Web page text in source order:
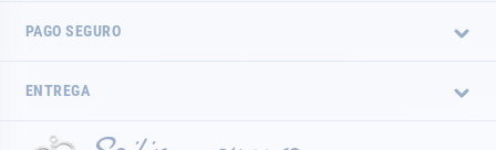
PAGO SEGURO
ENTREGA